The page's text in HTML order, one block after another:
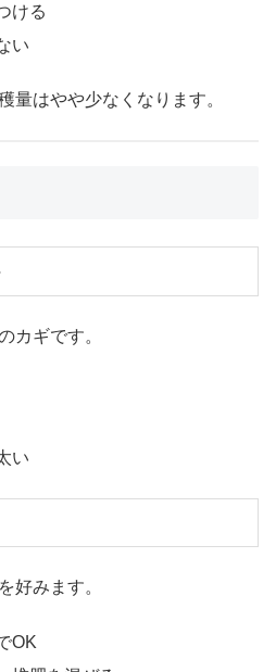
ける
い
量はやや少なくなります。
カギです。
い
好みます。
OK